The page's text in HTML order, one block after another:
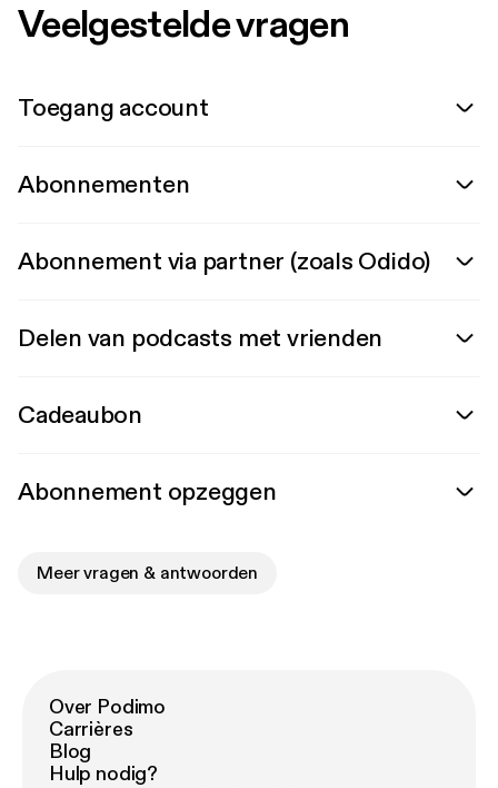
Veelgestelde vragen
Toegang account
Abonnementen
Abonnement via partner (zoals Odido)
Delen van podcasts met vrienden
Cadeaubon
Abonnement opzeggen
Meer vragen & antwoorden
Over Podimo
Carrières
Blog
Hulp nodig?